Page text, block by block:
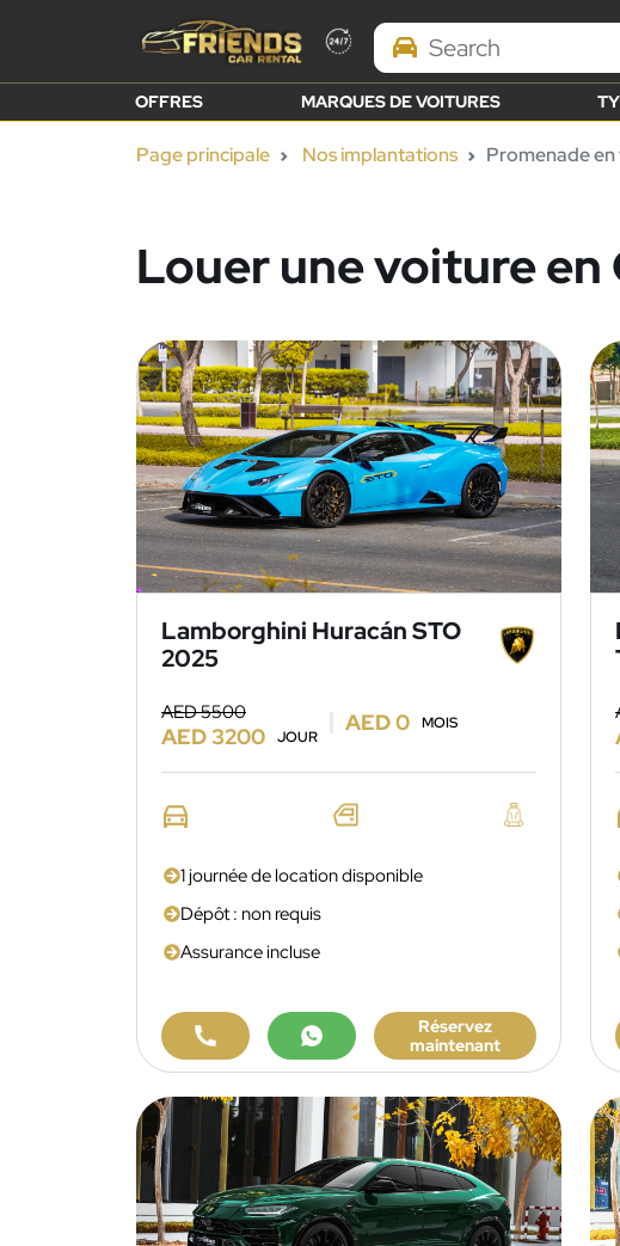
Search Brands
OFFRES MARQUES DE VOITURES
Page principale Nos implantations Promenade en
Louer une voiture en
Lamborghini Huracán STO
2025
AED 5500
AED 3200 JOUR
AED 0 MOIS
1 journée de location disponible
Dépôt : non requis
Assurance incluse
Réservez
maintenant